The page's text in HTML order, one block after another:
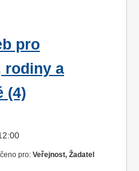
pro
rodiny a
(4)
pro: Veřejnost, Žadatel